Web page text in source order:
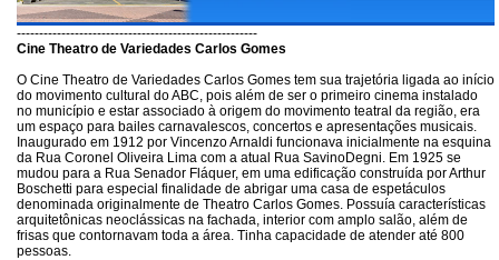
------------------------------------------------------
Cine Theatro de Variedades Carlos Gomes
O Cine Theatro de Variedades Carlos Gomes tem sua trajetória ligada ao início
do movimento cultural do ABC, pois além de ser o primeiro cinema instalado
no município e estar associado à origem do movimento teatral da região, era
um espaço para bailes carnavalescos, concertos e apresentações musicais.
Inaugurado em 1912 por Vincenzo Arnaldi funcionava inicialmente na esquina
da Rua Coronel Oliveira Lima com a atual Rua SavinoDegni. Em 1925 se
mudou para a Rua Senador Fláquer, em uma edificação construída por Arthur
Boschetti para especial finalidade de abrigar uma casa de espetáculos
denominada originalmente de Theatro Carlos Gomes. Possuía características
arquitetônicas neoclássicas na fachada, interior com amplo salão, além de
frisas que contornavam toda a área. Tinha capacidade de atender até 800
pessoas.